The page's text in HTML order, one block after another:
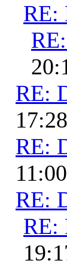
RE:
RE:
17:28
RE:
11:00
RE:
RE: